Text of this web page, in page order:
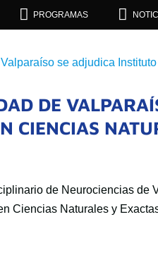
 PROGRAMAS 
DE
CIENCIAS
de Neurociencias de
Ciencias Naturales y